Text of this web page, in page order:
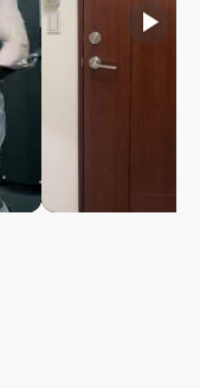
play_arrow